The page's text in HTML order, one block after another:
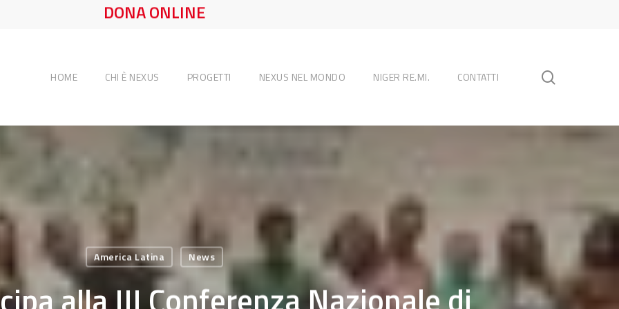
DONA ONLINE
HOME CHI È NEXUS PROGETTI NEXUS NEL MONDO NIGER RE.MI. CONTATTI
America Latina News